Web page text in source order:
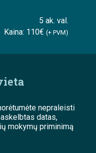
5 ak. val.
Kaina: 110€ (+ PVM)
nepraleisti
datas,
mokymų priminimą